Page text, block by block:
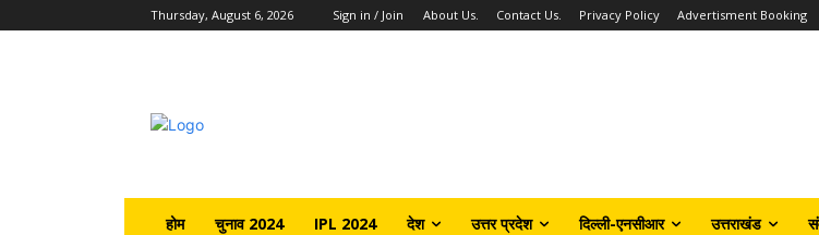
Thursday, August 6, 2026 Sign in / Join About Us. Contact Us. Privacy Policy Advertisment Booking
होम चुनाव 2024 IPL 2024 देश उत्तर प्रदेश दिल्ली-एनसीआर उत्तराखंड